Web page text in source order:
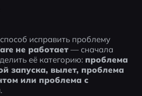
Самый быстрый способ исправить проблему
не работает — сначала
её категорию: проблема
запуска, вылет, проблема
или проблема с
.